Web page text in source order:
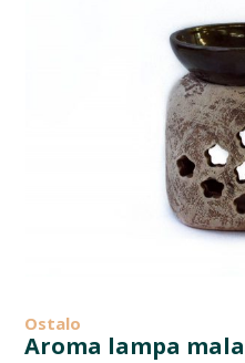
Ostalo
Aroma lampa mala